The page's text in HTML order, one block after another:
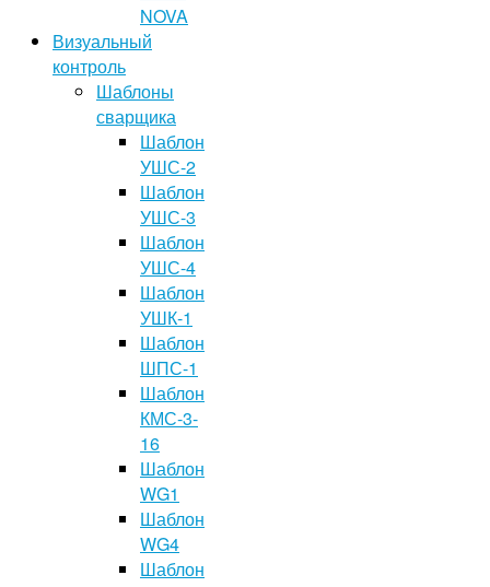
NOVA
Визуальный
контроль
Шаблоны
сварщика
Шаблон
УШС-2
Шаблон
УШС-3
Шаблон
УШС-4
Шаблон
УШК-1
Шаблон
ШПС-1
Шаблон
КМС-3-
16
Шаблон
WG1
Шаблон
WG4
Шаблон